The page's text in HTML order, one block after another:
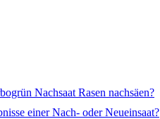
Nachsaat Rasen nachsäen?
einer Nach- oder Neueinsaat?